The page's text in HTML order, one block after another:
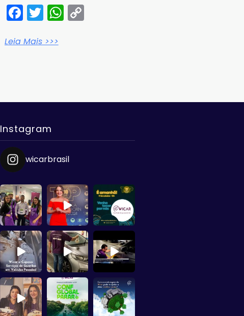
Facebook
Twitter
WhatsApp
Copy
Leia Mais >>>
Instagram
wicarbrasil